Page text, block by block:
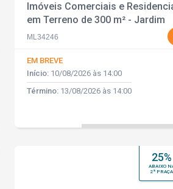
Imóveis Comerciais e
em Terreno de 300 m² - Jardim
Hedy - Mogi Guaçu - SP
ML34246
EM BREVE
Início: 10/08/2026 às 14:00
Término: 13/08/2026 às 14:00
25%
ABAIXO
2ª PRAÇA